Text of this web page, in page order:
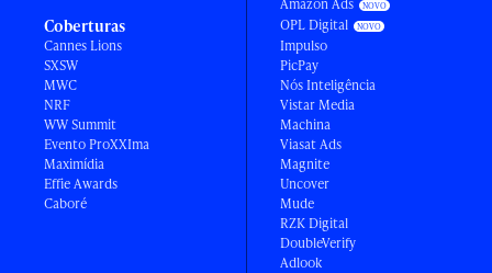
Coberturas
Cannes Lions
SXSW
MWC
NRF
WW Summit
Evento ProXXIma
Maximídia
Effie Awards
Caboré
OPL Digital
Impulso
PicPay
Nós Inteligência
Vistar Media
Machina
Viasat Ads
Magnite
Uncover
Mude
RZK Digital
DoubleVerify
Adlook